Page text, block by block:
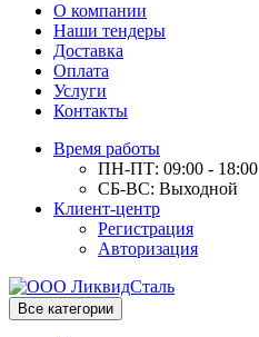
О компании
Наши тендеры
Доставка
Оплата
Услуги
Контакты
Время работы
ПН-ПТ: 09:00 - 18:00
СБ-ВС: Выходной
Клиент-центр
Регистрация
Авторизация
Все категории